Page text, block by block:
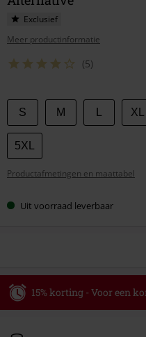
Exclusief
Meer productinformatie
(5)
Kies
je
maat
S M XL
5XL
Productafmetingen en maattabel
Uit voorraad leverbaar
15% korting - Voor een